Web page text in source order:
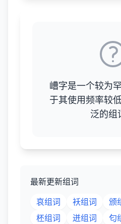
嶆字是一个较为
于其使用频率较
泛的组
最新更新组词
哀组词
袄组词 颁
柸组词
迸组词 匂